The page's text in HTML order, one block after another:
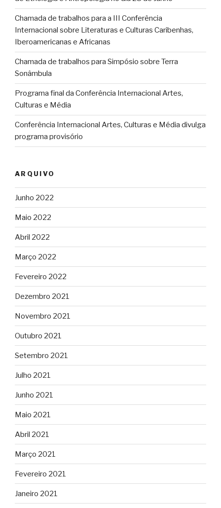
Chamada de trabalhos para a III Conferência
Internacional sobre Literaturas e Culturas Caribenhas,
Iberoamericanas e Africanas
Chamada de trabalhos para Simpósio sobre Terra
Sonâmbula
Programa final da Conferência Internacional Artes,
Culturas e Média
Conferência Internacional Artes, Culturas e Média divulga
programa provisório
ARQUIVO
Junho 2022
Maio 2022
Abril 2022
Março 2022
Fevereiro 2022
Dezembro 2021
Novembro 2021
Outubro 2021
Setembro 2021
Julho 2021
Junho 2021
Maio 2021
Abril 2021
Março 2021
Fevereiro 2021
Janeiro 2021